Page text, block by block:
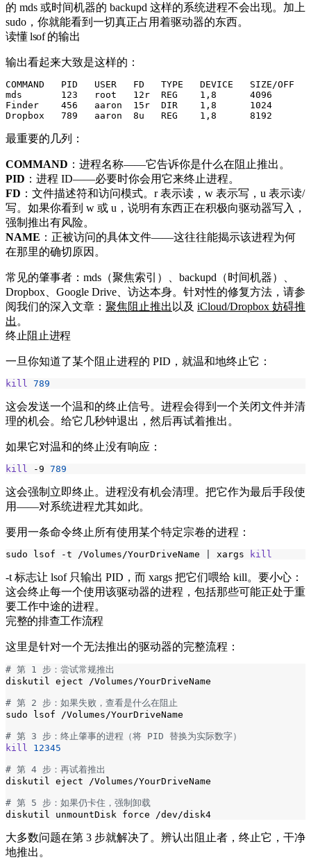
的 mds 或时间机器的 backupd 这样的系统进程不会出现。加上
sudo ，你就能看到一切真正占用着驱动器的东西。
读懂 lsof 的输出
输出看起来大致是这样的：
COMMAND   PID   USER   FD   TYPE   DEVICE   SIZE/OFF
mds       123   root   12r  REG    1,8      4096
Finder    456   aaron  15r  DIR    1,8      1024
最重要的几列：
COMMAND ：进程名称——它告诉你是什么在阻止推出。
PID ：进程 ID——必要时你会用它来终止进程。
FD ：文件描述符和访问模式。 r表示读， w 表示写， u 表示读/
写。如果你看到 w 或 u ，说明有东西正在积极向驱动器写入，
强制推出有风险。
NAME ：正被访问的具体文件——这往往能揭示该进程为何
在那里的确切原因。
常见的肇事者： mds （聚焦索引）、 backupd （时间机器）、
Dropbox
Google Drive 、访达本身。针对性的修复方法，请参
阅我们的深入文章： 聚焦阻止推出 以及 iCloud/Dropbox 妨碍推
出 。
终止阻止进程
一旦你知道了某个阻止进程的 PID，就温和地终止它：
kill 789
这会发送一个温和的终止信号。进程会得到一个关闭文件并清
理的机会。给它几秒钟退出，然后再试着推出。
如果它对温和的终止没有响应：
kill -9 789
这会强制立即终止。进程没有机会清理。把它作为最后手段使
用——对系统进程尤其如此。
要用一条命令终止所有使用某个特定宗卷的进程：
sudo lsof -t /Volumes/YourDriveName xargs kill
-t 标志让 lsof只输出 PID，而 xargs 把它们喂给 kill。要小心：
这会终止每一个使用该驱动器的进程，包括那些可能正处于重
要工作中途的进程。
完整的排查工作流程
这里是针对一个无法推出的驱动器的完整流程：
# 第 1 步：尝试常规推出
# 第 2 步：如果失败，查看是什么在阻止
# 第 3 步：终止肇事的进程（将 PID 替换为实际数字）
kill
12345
# 第 4 步：再试着推出
# 第 5 步：如果仍卡住，强制卸载
大多数问题在第 3 步就解决了。辨认出阻止者，终止它，干净
地推出。